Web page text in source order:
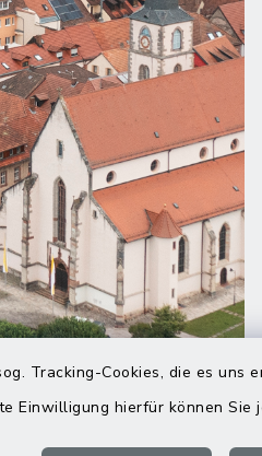
Tracking-Cookies, die es
Einwilligung hierfür können Sie